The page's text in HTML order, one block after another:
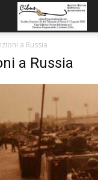
a Russia
a Russia